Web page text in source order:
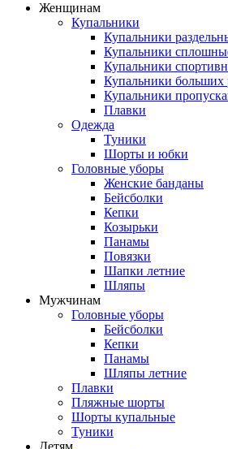
Женщинам
Купальники
Купальники
Купальники
Купальники
Купальники больших
Купальники
Плавки
Одежда
Туники
Шорты и юбки
Головные уборы
Женские банданы
Бейсболки
Кепки
Козырьки
Панамы
Повязки
Шапки летние
Шляпы
Мужчинам
Головные уборы
Бейсболки
Кепки
Панамы
Шляпы летние
Плавки
Пляжные шорты
Шорты купальные
Туники
Детям